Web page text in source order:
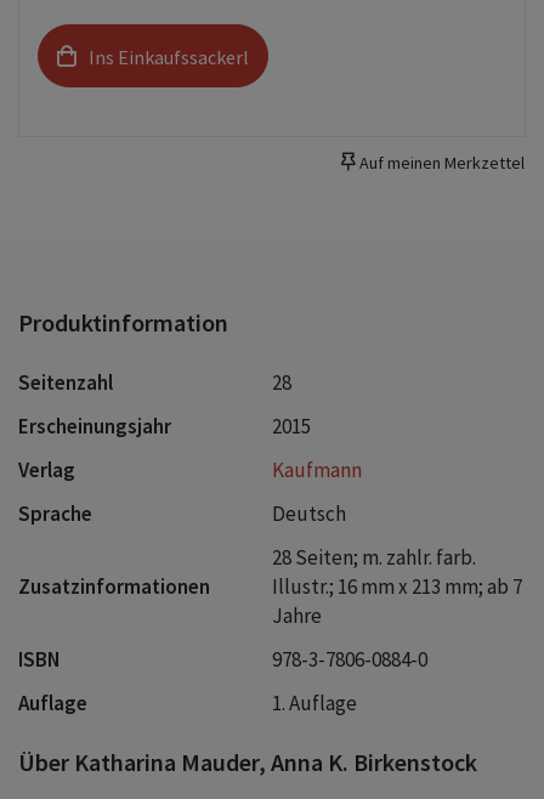
Ins Einkaufssackerl
Auf meinen Merkzettel
Produktinformation
Seitenzahl
28
Erscheinungsjahr
2015
Verlag
Kaufmann
Sprache
Deutsch
Zusatzinformationen
28 Seiten; m. zahlr. farb.
Illustr.; 16 mm x 213 mm; ab 7
Jahre
ISBN
978-3-7806-0884-0
Auflage
1. Auflage
Über Katharina Mauder, Anna K. Birkenstock